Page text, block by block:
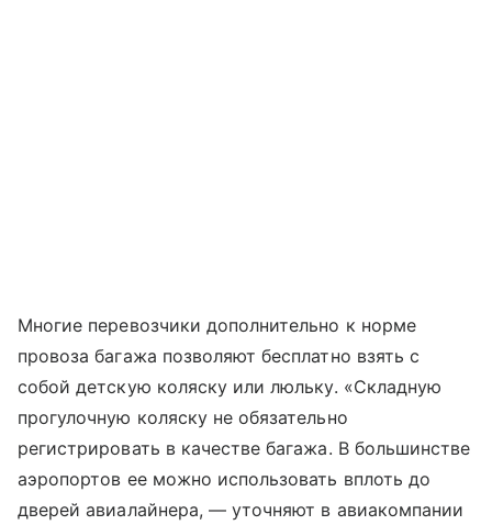
Многие перевозчики дополнительно к норме
провоза багажа позволяют бесплатно взять с
собой детскую коляску или люльку. «Складную
прогулочную коляску не обязательно
регистрировать в качестве багажа. В большинстве
аэропортов ее можно использовать вплоть до
дверей авиалайнера, — уточняют в авиакомпании